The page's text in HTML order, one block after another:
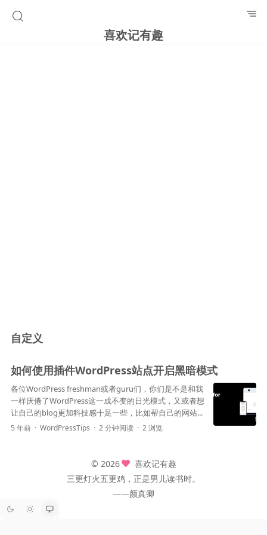
喜欢记有趣
自定义
如何使用插件WordPress站点开启黑暗模式
各位WordPress freshman或者guru们，你们是不是和我
一样厌倦了WordPress这一成不变的日光模式，又或者想
让自己的blog更加科技感十足一些，比如帮自己的网站...
5 年前 WordPressTips 2 分钟阅读 2 浏览
© 2026
喜欢记有趣
三更灯火五更鸡，正是男儿读书时。
——颜真卿